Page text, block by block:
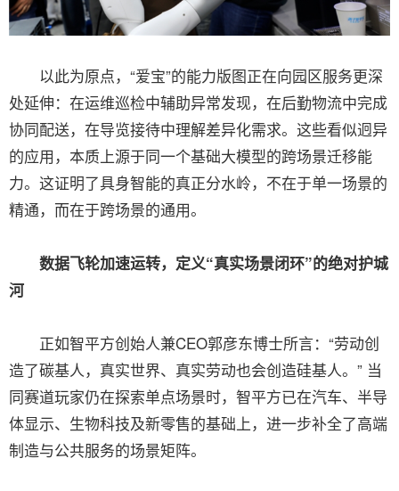
以此为原点，“爱宝”的能力版图正在向园区服务更深
处延伸：在运维巡检中辅助异常发现，在后勤物流中完成
协同配送，在导览接待中理解差异化需求。这些看似迥异
的应用，本质上源于同一个基础大模型的跨场景迁移能
力。这证明了具身智能的真正分水岭，不在于单一场景的
精通，而在于跨场景的通用。
数据飞轮加速运转，定义“真实场景闭环”的绝对护城
河
正如智平方创始人兼CEO郭彦东博士所言：“劳动创
造了碳基人，真实世界、真实劳动也会创造硅基人。” 当
同赛道玩家仍在探索单点场景时，智平方已在汽车、半导
体显示、生物科技及新零售的基础上，进一步补全了高端
制造与公共服务的场景矩阵。